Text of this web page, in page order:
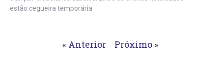
estão cegueira temporária
« Anterior Próximo »